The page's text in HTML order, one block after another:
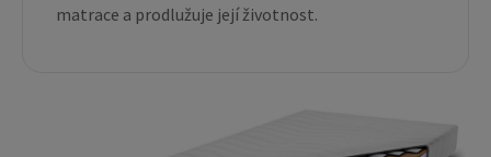
matrace a prodlužuje její životnost.